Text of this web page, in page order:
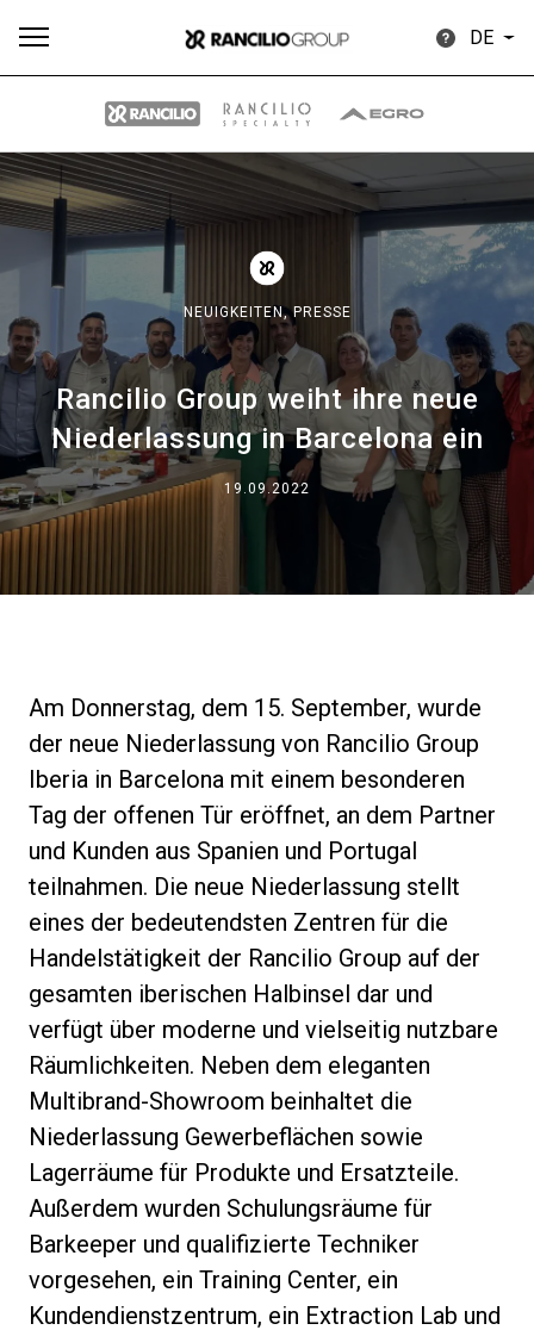
DE
NEUIGKEITEN,PRESSE
Rancilio Group weiht ihre neue
Niederlassung in Barcelona ein
19.09.2022
Am Donnerstag, dem 15. September, wurde
der neue Niederlassung von Rancilio Group
Iberia in Barcelona mit einem besonderen
Tag der offenen Tür eröffnet, an dem Partner
und Kunden aus Spanien und Portugal
teilnahmen. Die neue Niederlassung stellt
eines der bedeutendsten Zentren für die
Handelstätigkeit der Rancilio Group auf der
gesamten iberischen Halbinsel dar und
verfügt über moderne und vielseitig nutzbare
Räumlichkeiten. Neben dem eleganten
Multibrand-Showroom beinhaltet die
Niederlassung Gewerbeflächen sowie
Lagerräume für Produkte und Ersatzteile.
Außerdem wurden Schulungsräume für
Barkeeper und qualifizierte Techniker
vorgesehen, ein Training Center, ein
Kundendienstzentrum, ein Extraction Lab und
Alle Produkte Herunterladen
Our brands
Gruppe
Nachrichten
Unsere Labore
Nachhaltigkeit
Connect
Kontaktieren Sie uns
Datenschutzerklärung